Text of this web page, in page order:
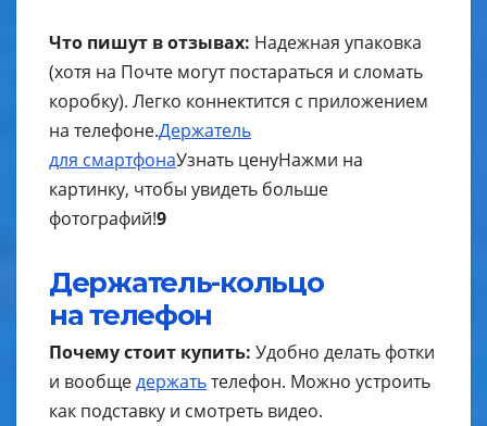
Что пишут в отзывах: Надежная упаковка
(хотя на Почте могут постараться и сломать
коробку). Легко коннектится с приложением
на телефоне.Держатель
для смартфонаУзнать ценуНажми на
картинку, чтобы увидеть больше
фотографий!9
Держатель-кольцо
на телефон
Почему стоит купить: Удобно делать фотки
и вообщедержатьтелефон. Можно устроить
как подставку и смотреть видео.